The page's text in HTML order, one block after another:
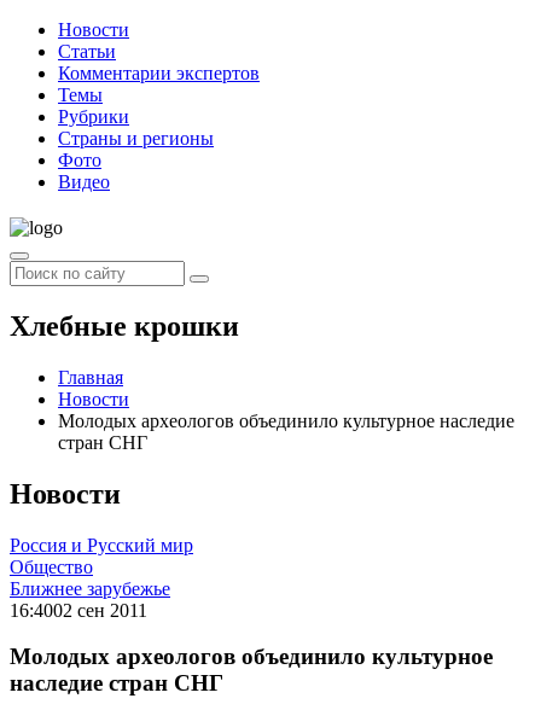
Новости
Статьи
Комментарии экспертов
Темы
Рубрики
Страны и регионы
Фото
Видео
Хлебные крошки
Главная
Новости
Молодых археологов объединило культурное наследие
стран СНГ
Новости
Россия и Русский мир
Общество
Ближнее зарубежье
16:4002 сен 2011
Молодых археологов объединило культурное
наследие стран СНГ